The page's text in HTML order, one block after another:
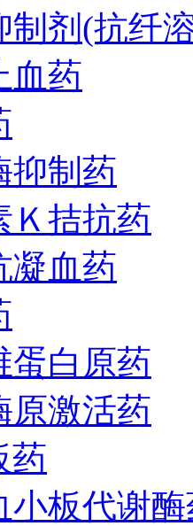
制剂(抗纤
血药
抑制药
Ｋ拮抗药
凝血药
蛋白原药
原激活药
药
小板代谢